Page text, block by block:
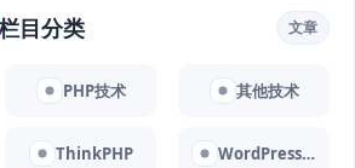
目分类 文章
PHP技术 其他技术
ThinkPHP WordPress教程